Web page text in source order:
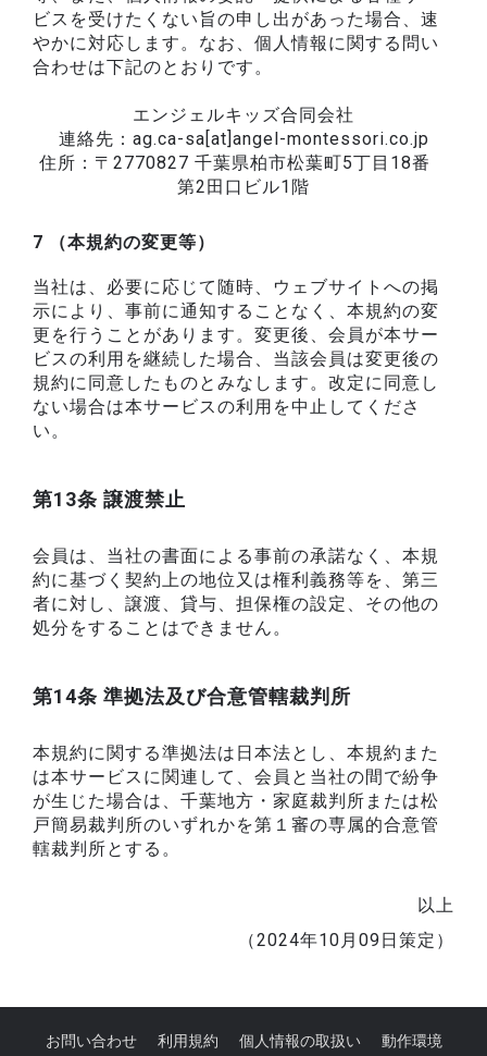
ビスを受けたくない旨の申し出があった場合、速
やかに対応します。なお、個人情報に関する問い
合わせは下記のとおりです。
エンジェルキッズ合同会社
連絡先：ag.ca-sa[at]angel-montessori.co.jp
住所：〒2770827 千葉県柏市松葉町5丁目18番
第2田口ビル1階
7 （本規約の変更等）
当社は、必要に応じて随時、ウェブサイトへの掲
示により、事前に通知することなく、本規約の変
更を行うことがあります。変更後、会員が本サー
ビスの利用を継続した場合、当該会員は変更後の
規約に同意したものとみなします。改定に同意し
ない場合は本サービスの利用を中止してくださ
い。
第13条 譲渡禁止
会員は、当社の書面による事前の承諾なく、本規
約に基づく契約上の地位又は権利義務等を、第三
者に対し、譲渡、貸与、担保権の設定、その他の
処分をすることはできません。
第14条 準拠法及び合意管轄裁判所
本規約に関する準拠法は日本法とし、本規約また
は本サービスに関連して、会員と当社の間で紛争
が生じた場合は、千葉地方・家庭裁判所または松
戸簡易裁判所のいずれかを第１審の専属的合意管
轄裁判所とする。
以上
（2024年10月09日策定）
お問い合わせ 利用規約 個人情報の取扱い 動作環境